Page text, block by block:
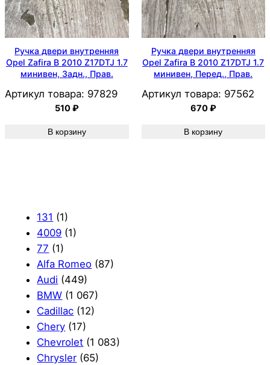
Ручка двери внутренняя
Opel Zafira B 2010 Z17DTJ 1.7
минивен, Задн., Прав.
Артикул товара: 97829
510₽
В корзину
Ручка двери внутренняя
Opel Zafira B 2010 Z17DTJ 1.7
минивен, Перед., Прав.
Артикул товара: 97562
670₽
В корзину
131 (1)
4009 (1)
77 (1)
Alfa Romeo (87)
Audi (449)
BMW (1 067)
Cadillac (12)
Chery (17)
Chevrolet (1 083)
Chrysler (65)